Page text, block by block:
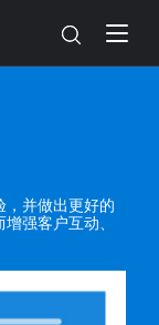
并做出更好的
强客户互动、